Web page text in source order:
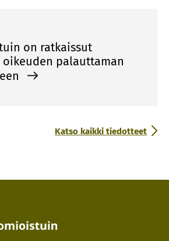
on ratkaissut
oikeuden palauttaman
Katso kaikki tiedotteet